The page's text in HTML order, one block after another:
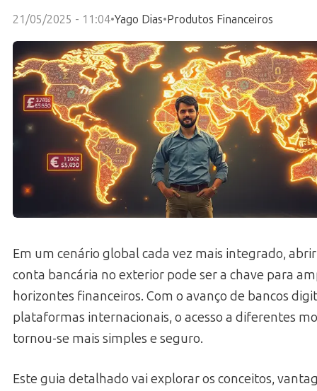
21/05/2025 - 11:04•Yago Dias•Produtos Financeiros
Em um cenário global cada vez mais integrado,
conta bancária no exterior pode ser a chave para
horizontes financeiros. Com o avanço de bancos
plataformas internacionais, o acesso a diferentes
tornou-se mais simples e seguro.
Este guia detalhado vai explorar os conceitos,